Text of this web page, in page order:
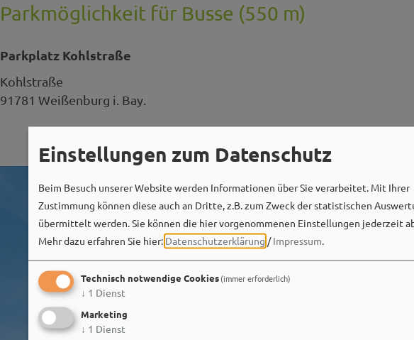
Parkmöglichkeit für Busse (550 m)
Parkplatz Kohlstraße
Kohlstraße
91781 Weißenburg i. Bay.
Einstellungen zum Datenschutz
Beim Besuch unserer Website werden Informationen über Sie verarbeitet. Mit Ihrer
Zustimmung können diese auch an Dritte, z.B. zum Zweck der statistischen
übermittelt werden. Sie können die hier vorgenommenen Einstellungen jederzeit
Mehr dazu erfahren Sie hier: Datenschutzerklärung /Impressum.
Technisch notwendige Cookies(immer erforderlich)
↓ 1 Dienst
Marketing
↓ 1 Dienst